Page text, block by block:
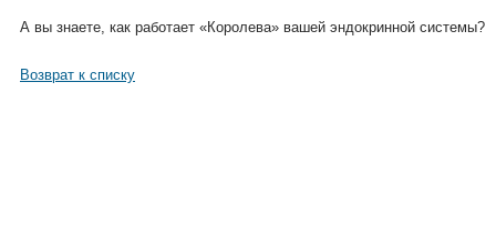
А вы знаете, как работает «Королева» вашей эндокринной системы?
Возврат к списку